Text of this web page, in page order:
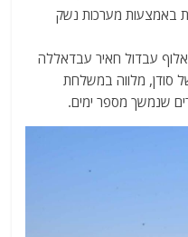
באמצעות מערכות נשק
אלוף עבדול חאיר עבדאללה
סודן, מלווה במשלחת
שנמשך מספר ימים.